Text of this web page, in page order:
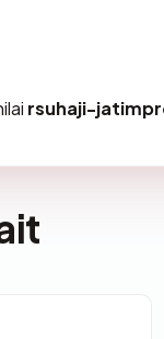
rsuhaji-